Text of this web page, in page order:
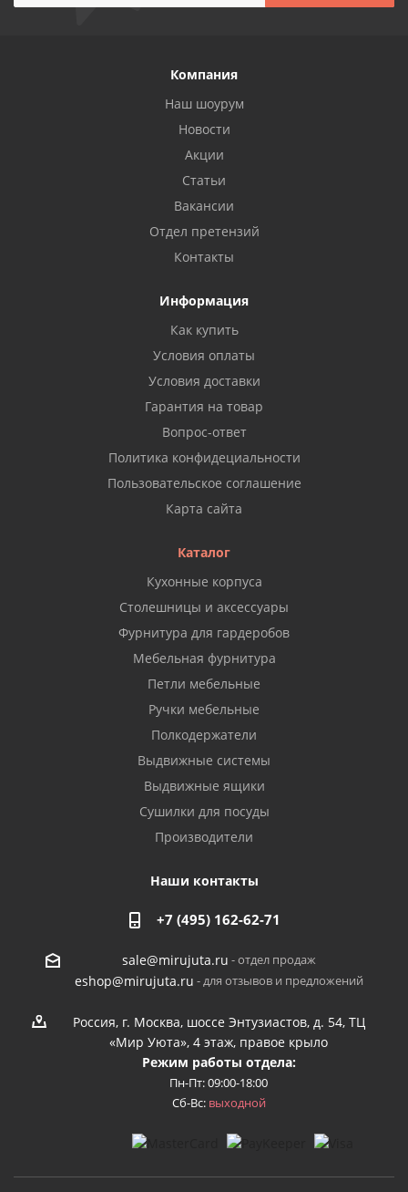
Компания
Наш шоурум
Новости
Акции
Статьи
Вакансии
Отдел претензий
Контакты
Информация
Как купить
Условия оплаты
Условия доставки
Гарантия на товар
Вопрос-ответ
Политика конфидециальности
Пользовательское соглашение
Карта сайта
Каталог
Кухонные корпуса
Столешницы и аксессуары
Фурнитура для гардеробов
Мебельная фурнитура
Петли мебельные
Ручки мебельные
Полкодержатели
Выдвижные системы
Выдвижные ящики
Сушилки для посуды
Производители
Наши контакты
+7 (495) 162-62-71
sale@mirujuta.ru - отдел продаж
eshop@mirujuta.ru - для отзывов и предложений
Россия, г. Москва, шоссе Энтузиастов, д. 54, ТЦ
«Мир Уюта», 4 этаж, правое крыло
Режим работы отдела:
Пн-Пт: 09:00-18:00
Сб-Вс: выходной